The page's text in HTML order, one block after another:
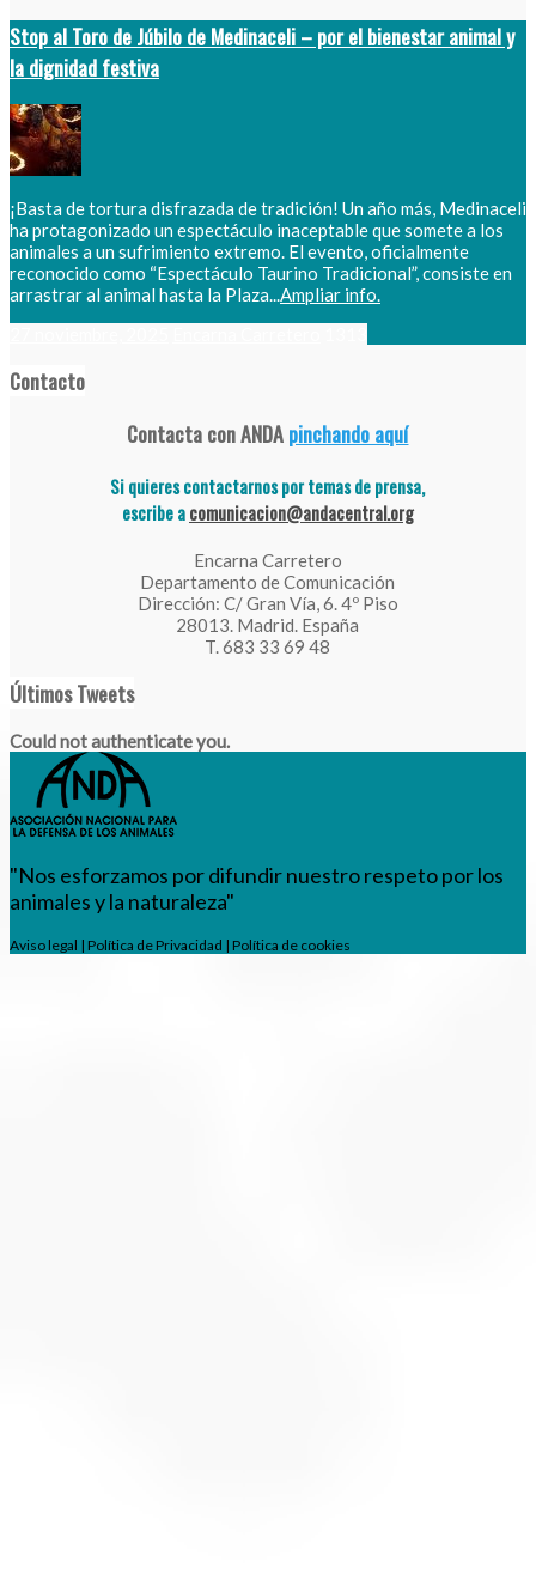
Stop al Toro de Júbilo de Medinaceli – por el bienestar animal y
la dignidad festiva
¡Basta de tortura disfrazada de tradición! Un año más, Medinaceli
ha protagonizado un espectáculo inaceptable que somete a los
animales a un sufrimiento extremo. El evento, oficialmente
reconocido como “Espectáculo Taurino Tradicional”, consiste en
arrastrar al animal hasta la Plaza...Ampliar info.
Contacto
Contacta con ANDApinchando aquí
Si quieres contactarnos por temas de prensa,
escribe acomunicacion@andacentral.org
Encarna Carretero
Departamento de Comunicación
Dirección: C/ Gran Vía, 6. 4º Piso
28013. Madrid. España
T. 683 33 69 48
Últimos Tweets
Could not authenticate you.
"Nos esforzamos por difundir nuestro respeto por los
animales y la naturaleza"
Aviso legal | Política de Privacidad | Política de cookies